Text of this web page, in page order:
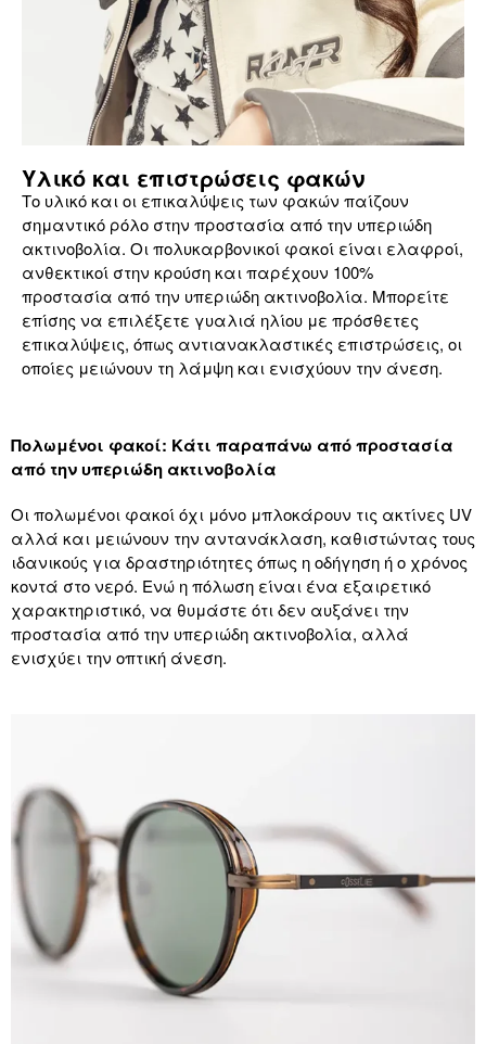
Υλικό και επιστρώσεις φακών
Το υλικό και οι επικαλύψεις των φακών παίζουν
σημαντικό ρόλο στην προστασία από την υπεριώδη
ακτινοβολία. Οι πολυκαρβονικοί φακοί είναι ελαφροί,
ανθεκτικοί στην κρούση και παρέχουν 100%
προστασία από την υπεριώδη ακτινοβολία. Μπορείτε
επίσης να επιλέξετε γυαλιά ηλίου με πρόσθετες
επικαλύψεις, όπως αντιανακλαστικές επιστρώσεις, οι
οποίες μειώνουν τη λάμψη και ενισχύουν την άνεση.
Πολωμένοι φακοί: Κάτι παραπάνω από προστασία
από την υπεριώδη ακτινοβολία
Οι πολωμένοι φακοί όχι μόνο μπλοκάρουν τις ακτίνες UV
αλλά και μειώνουν την αντανάκλαση, καθιστώντας τους
ιδανικούς για δραστηριότητες όπως η οδήγηση ή ο χρόνος
κοντά στο νερό. Ενώ η πόλωση είναι ένα εξαιρετικό
χαρακτηριστικό, να θυμάστε ότι δεν αυξάνει την
προστασία από την υπεριώδη ακτινοβολία, αλλά
ενισχύει την οπτική άνεση.